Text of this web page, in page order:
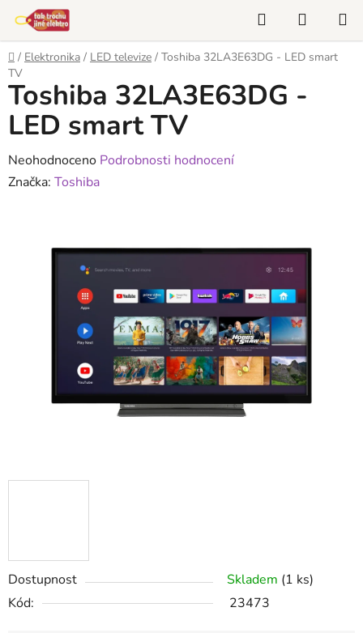
obsah
Hledat
KOŠÍK
Domů
/ Elektronika / LED televize / Toshiba 32LA3E63DG - LED smart
TV
Dostupnost Skladem (1 ks)
Kód:
23473
Toshiba 32LA3E63DG -
LED smart TV
Průměrné
hodnocení
Neohodnoceno Podrobnosti hodnocení
Značka: Toshiba